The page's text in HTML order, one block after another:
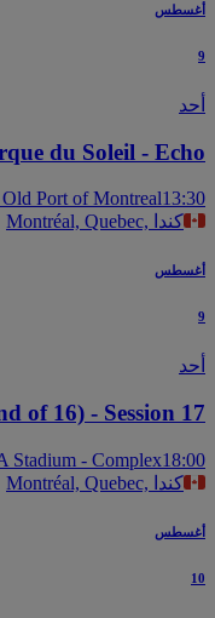
Cirque du Soleil -
at Old Port of Montreal
Montréal, Quebec, كندا
of 16) - Session
IGA Stadium - Complex
Montréal, Quebec, كندا